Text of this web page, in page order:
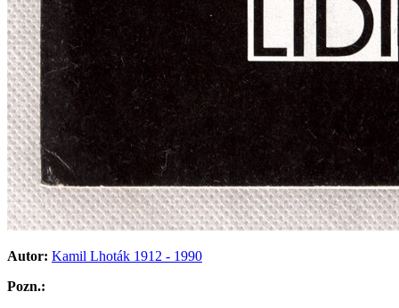
Autor: Kamil Lhoták 1912 - 1990
Pozn.: